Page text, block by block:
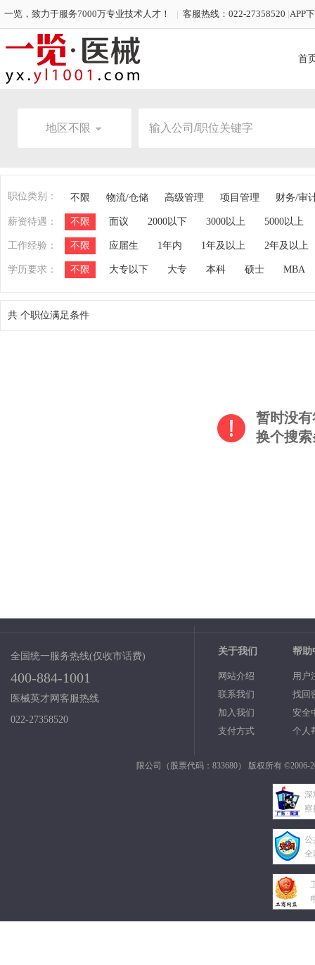
一览，致力于服务7000万专业技术人才！ | 客服热线：022-27358520 |APP
首
地区不限
职位类别： 不限 物流/仓储 高级管理 项目管理 财务/审
薪资待遇： 不限 面议 2000以下 3000以上 5000以上
工作经验： 不限 应届生 1年内 1年及以上 2年及以上
学历要求： 不限 大专以下 大专 本科 硕士 MBA
共 个职位满足条件
暂时没
换个搜
全国统一服务热线(仅收市话费)
400-884-1001
医械英才网客服热线
022-27358520
关于我们
网站介绍
联系我们
加入我们
支付方式
帮助
用户
找回
安全
个人
限公司（股票代码：833680） 版权所有 ©2006-
深
察
公
全